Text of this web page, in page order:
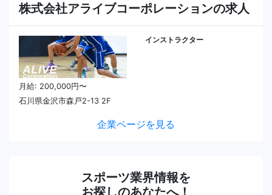
株式会社アライブコーポレーションの求人
インストラクター
月給: 200,000円〜
石川県金沢市森戸2-13 2F
企業ページを見る
スポーツ業界情報を
お探しのあなたへ！